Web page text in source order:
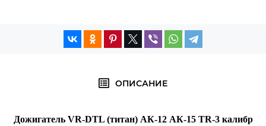
ОПИСАНИЕ
Дожигатель VR-DTL (титан) АК-12 АК-15 TR-3 калибр